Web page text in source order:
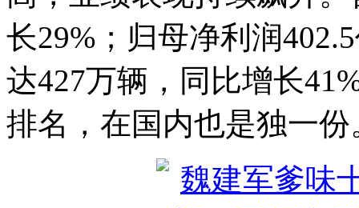
长29%；归母净利润
达427万辆，同比增长
排名，在国内也是独一份